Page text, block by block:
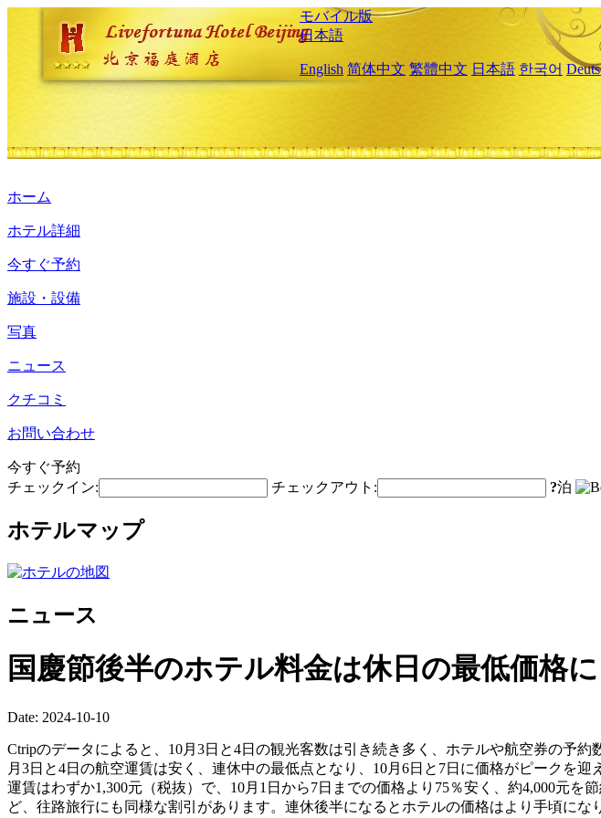
モバイル版
日本語
English 简体中文 繁體中文 日本語 한국어
ホーム
ホテル詳細
今すぐ予約
施設・設備
写真
ニュース
クチコミ
お問い合わせ
今すぐ予約
チェックイン:
チェックアウト: ?泊
ホテルマップ
ニュース
国慶節後半のホテル料金は休日の最低価格に
Date: 2024-10-10
Ctripのデータによると、10月3日と4日の観光客数は引き続き多く、ホテルや航空券の予
月3日と4日の航空運賃は安く、連休中の最低点となり、10月6日と7日に価格がピークを
運賃はわずか1,300元（税抜）で、10月1日から7日までの価格より75％安く、約4,000元
ど、往路旅行にも同様な割引があります。連休後半になるとホテルの価格はより手頃に